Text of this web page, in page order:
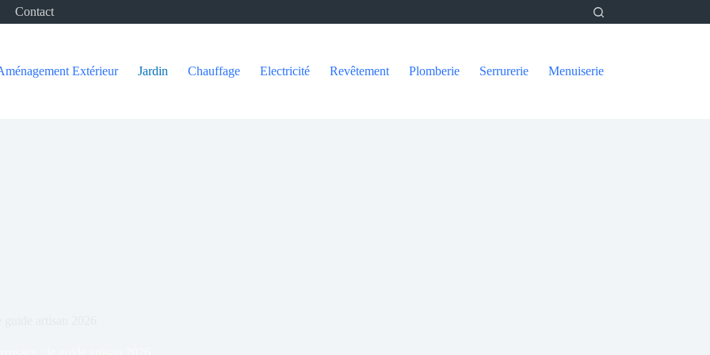
Contact
Extérieur Jardin Chauffage Electricité Revêtement Plomberie Serrurerie Menuiserie